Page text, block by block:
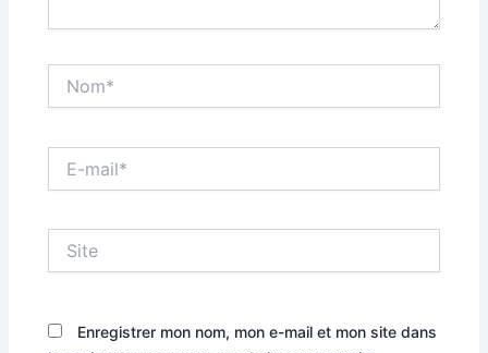
mail*
Enregistrer mon nom, mon e-mail et mon site dans